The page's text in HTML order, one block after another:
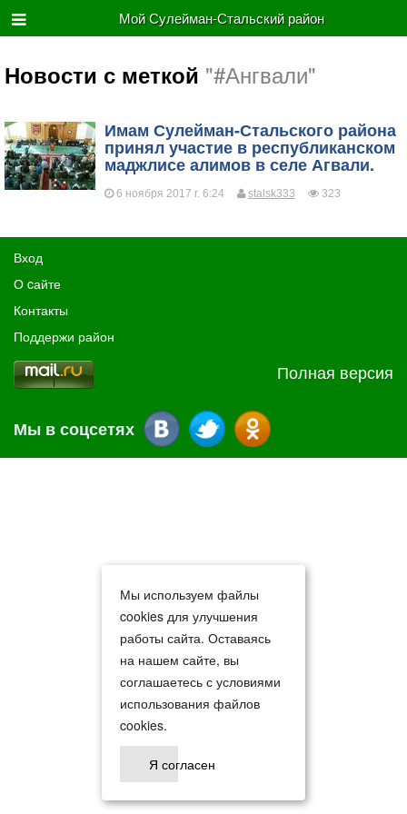
Мой Сулейман-Стальский район
Новости с меткой "#Ангвали"
Имам Сулейман-Стальского района
принял участие в республиканском
маджлисе алимов в селе Агвали.
6 ноября 2017 г. 6:24 stalsk333 323
Вход
О cайте
Контакты
Поддержи район
Полная версия
Мы в соцсетях
Мы используем файлы
cookies для улучшения
работы сайта. Оставаясь
на нашем сайте, вы
соглашаетесь с условиями
использования файлов
cookies.
Я согласен